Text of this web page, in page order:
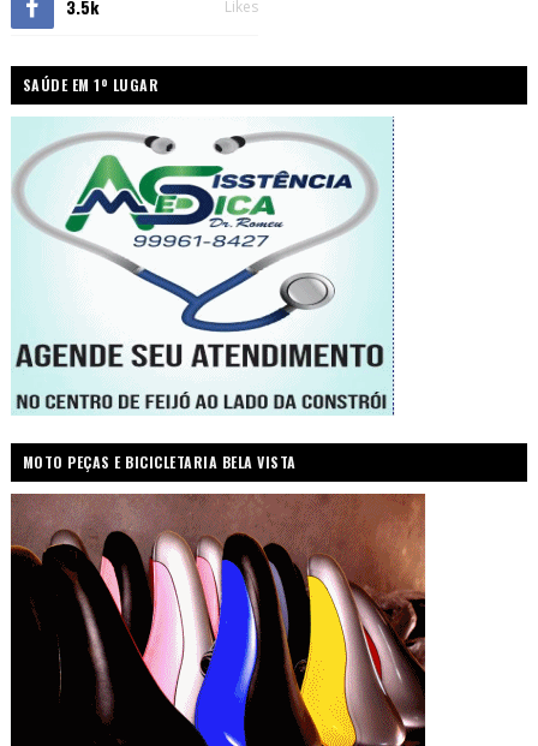
3.5k Likes
SAÚDE EM 1º LUGAR
MOTO PEÇAS E BICICLETARIA BELA VISTA